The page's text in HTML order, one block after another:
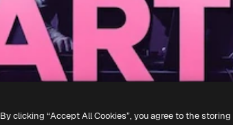
By clicking “Accept All Cookies”, you agree to the